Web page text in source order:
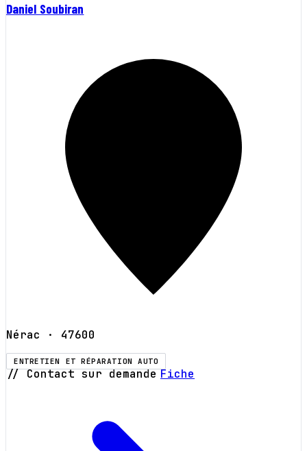
Daniel Soubiran
Nérac · 47600
ENTRETIEN ET RÉPARATION AUTO
// Contact sur demande Fiche